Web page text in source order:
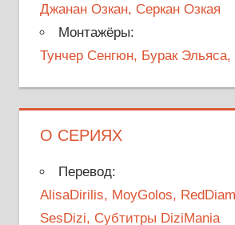
Джанан Озкан, Серкан Озкая
Монтажёры:
Тунчер Сенгюн, Бурак
О СЕРИЯХ
Перевод:
AlisaDirilis, MoyGolos,
SesDizi, Субтитры DiziMania